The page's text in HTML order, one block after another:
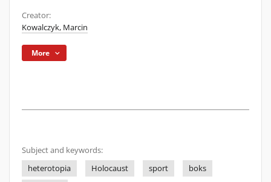
Creator:
Kowalczyk, Marcin
More
Subject and keywords:
heterotopia
Holocaust sport
boks